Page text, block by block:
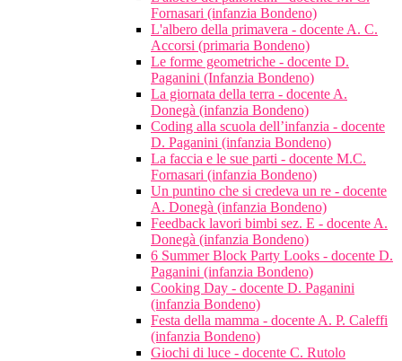
Fornasari (infanzia Bondeno)
L'albero della primavera - docente A. C.
Accorsi (primaria Bondeno)
Le forme geometriche - docente D.
Paganini (Infanzia Bondeno)
La giornata della terra - docente A.
Donegà (infanzia Bondeno)
Coding alla scuola dell’infanzia - docente
D. Paganini (infanzia Bondeno)
La faccia e le sue parti - docente M.C.
Fornasari (infanzia Bondeno)
Un puntino che si credeva un re - docente
A. Donegà (infanzia Bondeno)
Feedback lavori bimbi sez. E - docente A.
Donegà (infanzia Bondeno)
6 Summer Block Party Looks - docente D.
Paganini (infanzia Bondeno)
Cooking Day - docente D. Paganini
(infanzia Bondeno)
Festa della mamma - docente A. P. Caleffi
(infanzia Bondeno)
Giochi di luce - docente C. Rutolo